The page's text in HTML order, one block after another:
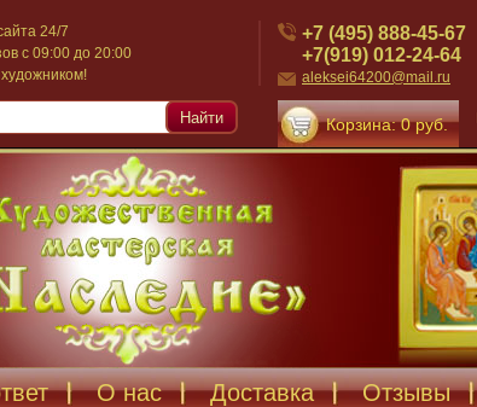
24/7
с 09:00 до 20:00
+7 (495) 888-45-67
+7(919) 012-24-64
aleksei64200@mail.ru
Корзина: 0 руб.
Найти
О нас Доставка Отзывы